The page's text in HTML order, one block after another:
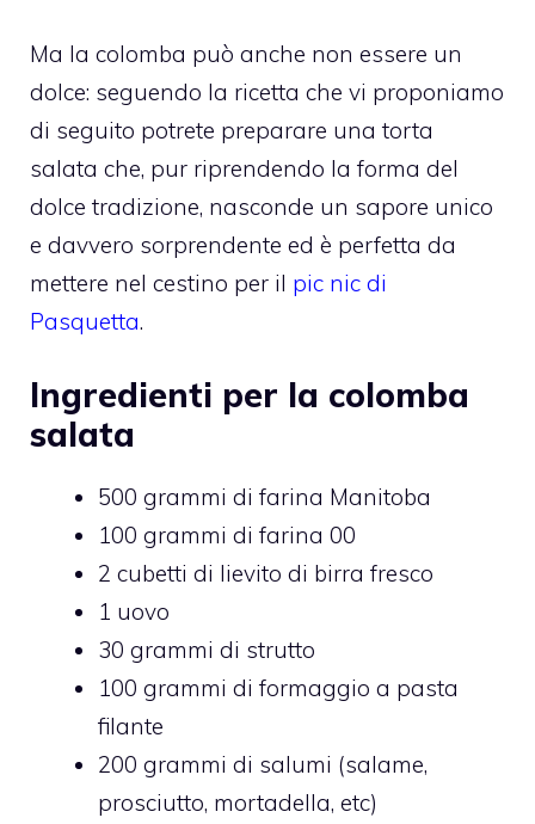
Ma la colomba può anche non essere un
dolce: seguendo la ricetta che vi proponiamo
di seguito potrete preparare una torta
salata che, pur riprendendo la forma del
dolce tradizione, nasconde un sapore unico
e davvero sorprendente ed è perfetta da
mettere nel cestino per il pic nic di
Pasquetta.
Ingredienti per la colomba
salata
500 grammi di farina Manitoba
100 grammi di farina 00
2 cubetti di lievito di birra fresco
1 uovo
30 grammi di strutto
100 grammi di formaggio a pasta
filante
200 grammi di salumi (salame,
prosciutto, mortadella, etc)